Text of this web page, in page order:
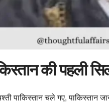
की पहली
पाकिस्तान चले गए, पाकिस्तान